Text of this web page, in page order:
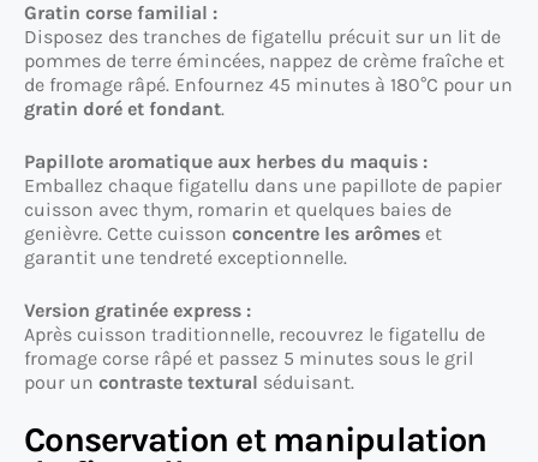
Gratin corse familial :
Disposez des tranches de figatellu précuit sur un lit de
pommes de terre émincées, nappez de crème fraîche et
de fromage râpé. Enfournez 45 minutes à 180°C pour un
gratin doré et fondant.
Papillote aromatique aux herbes du maquis :
Emballez chaque figatellu dans une papillote de papier
cuisson avec thym, romarin et quelques baies de
genièvre. Cette cuisson concentre les arômes et
garantit une tendreté exceptionnelle.
Version gratinée express :
Après cuisson traditionnelle, recouvrez le figatellu de
fromage corse râpé et passez 5 minutes sous le gril
pour un contraste textural séduisant.
Conservation et manipulation